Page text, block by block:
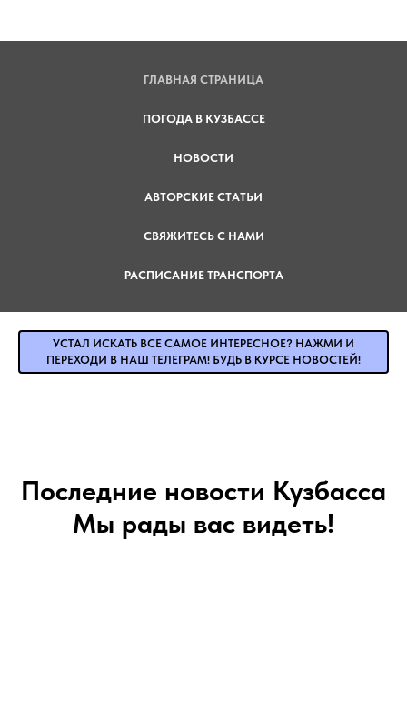
ГЛАВНАЯ СТРАНИЦА
ПОГОДА В КУЗБАССЕ
НОВОСТИ
АВТОРСКИЕ СТАТЬИ
СВЯЖИТЕСЬ С НАМИ
РАСПИСАНИЕ ТРАНСПОРТА
УСТАЛ ИСКАТЬ ВСЕ САМОЕ ИНТЕРЕСНОЕ? НАЖМИ И
ПЕРЕХОДИ В НАШ ТЕЛЕГРАМ! БУДЬ В КУРСЕ НОВОСТЕЙ!
Последние новости Кузбасса
Мы рады вас видеть!